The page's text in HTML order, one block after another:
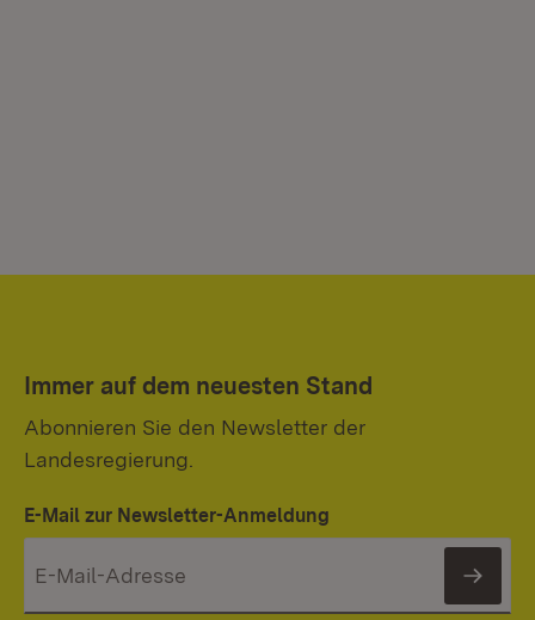
Immer auf dem neuesten Stand
Abonnieren Sie den Newsletter der
Landesregierung.
E-Mail zur Newsletter-Anmeldung